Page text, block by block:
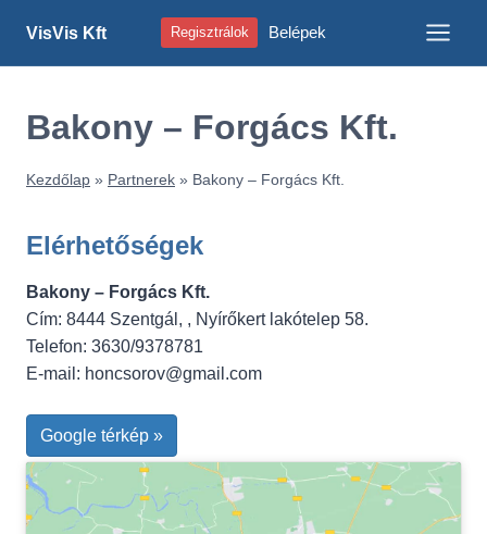
content
VisVis Kft Regisztrálok Belépek
Bakony – Forgács Kft.
Kezdőlap » Partnerek » Bakony – Forgács Kft.
Elérhetőségek
Bakony – Forgács Kft.
Cím: 8444 Szentgál, , Nyírőkert lakótelep 58.
Telefon: 3630/9378781
E-mail: honcsorov@gmail.com
Google térkép »